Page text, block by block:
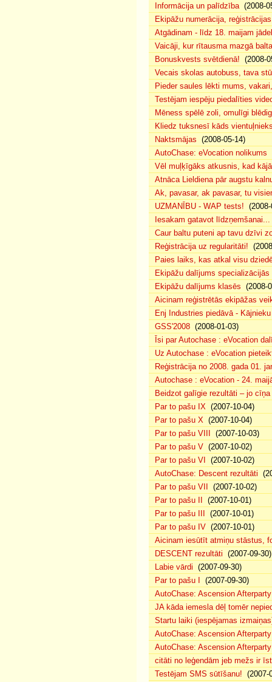
Informācija un palīdzība(2008-
Ekipāžu numerācija,
Atgādinam - līdz 18. maijam
Vaicāji, kur rītausma mazgā
Bonuskvests svētdienā! (2008-
Vecais skolas autobuss, tava
Pieder saules lēkti mums,
Testējam iespēju piedalīties
Mēness spēlē zoli, omulīgi
Kliedz tuksnesī kāds
Naktsmājas (2008-05-14)
AutoChase: eVocation nolikums
Vēl muļķīgāks atkusnis, kad
Atnāca Lieldiena pār augstu
Ak, pavasar, ak pavasar, tu
UZMANĪBU - WAP tests!
Iesakam gatavot līdzņemšanai...
Caur baltu puteni ap tavu dzīvi
Reģistrācija uz regularitāti!
Paies laiks, kas atkal visu
Ekipāžu dalījums specializācijās
Ekipāžu dalījums klasēs (2008-
Aicinam reģistrētās ekipāžas
Enj Industries piedāvā -
GSS'2008 (2008-01-03)
Īsi par Autochase : eVocation
Uz Autochase : eVocation
Reģistrācija no 2008. gada 01.
Autochase : eVocation - 24.
Beidzot galīgie rezultāti – jo
Par to pašu IX (2007-10-04)
Par to pašu X (2007-10-04)
Par to pašu VIII
(2007-10-03)
Par to pašu V (2007-10-02)
Par to pašu VI
(2007-10-02)
AutoChase: Descent rezultāti
Par to pašu VII
(2007-10-02)
Par to pašu II
(2007-10-01)
Par to pašu III
(2007-10-01)
Par to pašu IV (2007-10-01)
Aicinam iesūtīt atmiņu stāstus,
DESCENT rezultāti (2007-09-30)
Labie vārdi (2007-09-30)
Par to pašu I
(2007-09-30)
AutoChase: Ascension
JA kāda iemesla dēļ tomēr
Startu laiki (iespējamas
AutoChase: Ascension
AutoChase: Ascension
citāti no leģendām jeb mežs ir
Testējam SMS sūtīšanu! (2007-